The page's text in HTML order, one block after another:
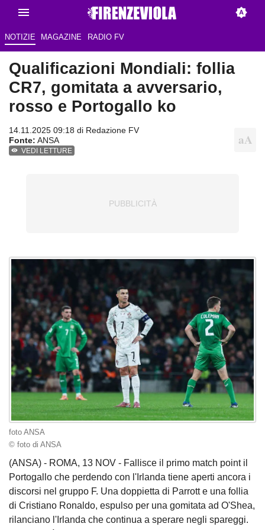
NOTIZIE MAGAZINE RADIO FV
Qualificazioni Mondiali: follia
CR7, gomitata a avversario,
rosso e Portogallo ko
14.11.2025 09:18 di Redazione FV
Fonte: ANSA
VEDI LETTURE
foto ANSA
© foto di ANSA
(ANSA) - ROMA, 13 NOV - Fallisce il primo match point il
Portogallo che perdendo con l'Irlanda tiene aperti ancora i
discorsi nel gruppo F. Una doppietta di Parrott e una follia
di Cristiano Ronaldo, espulso per una gomitata ad O'Shea,
rilanciano l'Irlanda che continua a sperare negli spareggi.